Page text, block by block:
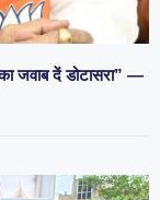
जवाब दें डोटासरा” —